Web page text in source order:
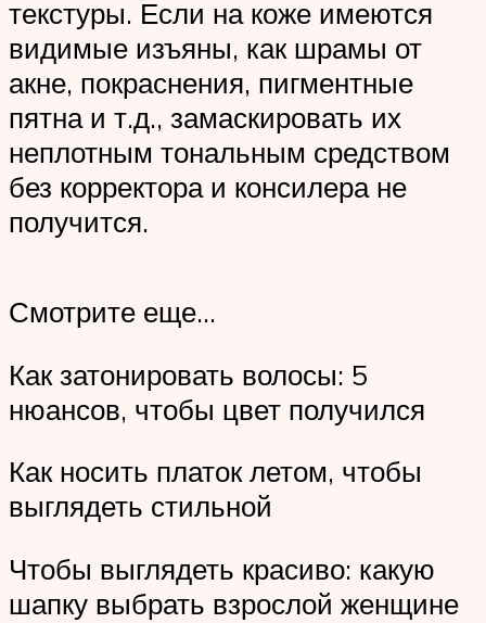
текстуры. Если на коже имеются
видимые изъяны, как шрамы от
акне, покраснения, пигментные
пятна и т.д., замаскировать их
неплотным тональным средством
без корректора и консилера не
получится.
Смотрите еще…
Как затонировать волосы: 5
нюансов, чтобы цвет получился
Как носить платок летом, чтобы
выглядеть стильной
Чтобы выглядеть красиво: какую
шапку выбрать взрослой женщине